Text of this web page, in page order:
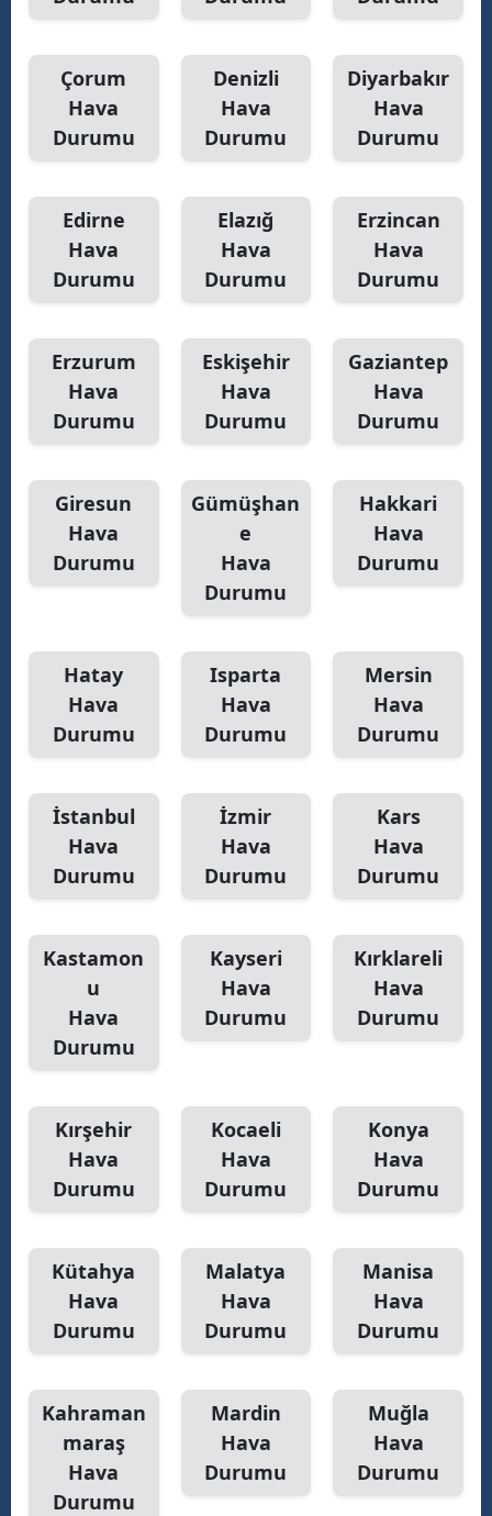
Çorum
Hava
Durumu
Denizli
Hava
Durumu
Diyarbakır
Hava
Durumu
Edirne
Hava
Durumu
Elazığ
Hava
Durumu
Erzincan
Hava
Durumu
Erzurum
Hava
Durumu
Eskişehir
Hava
Durumu
Gaziantep
Hava
Durumu
Giresun
Hava
Durumu
Gümüşhan
e
Hava
Durumu
Hakkari
Hava
Durumu
Hatay
Hava
Durumu
Isparta
Hava
Durumu
Mersin
Hava
Durumu
İstanbul
Hava
Durumu
İzmir
Hava
Durumu
Kars
Hava
Durumu
Kastamon
u
Hava
Durumu
Kayseri
Hava
Durumu
Kırklareli
Hava
Durumu
Kırşehir
Hava
Durumu
Kocaeli
Hava
Durumu
Konya
Hava
Durumu
Kütahya
Hava
Durumu
Malatya
Hava
Durumu
Manisa
Hava
Durumu
Kahraman
maraş
Hava
Durumu
Mardin
Hava
Durumu
Muğla
Hava
Durumu